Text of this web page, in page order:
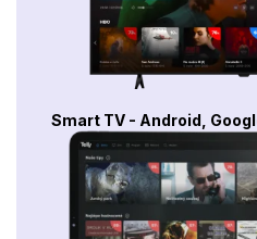
Smart TV - Android,